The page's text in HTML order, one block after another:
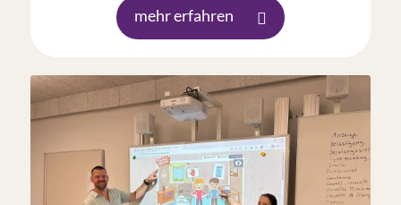
mehr erfahren